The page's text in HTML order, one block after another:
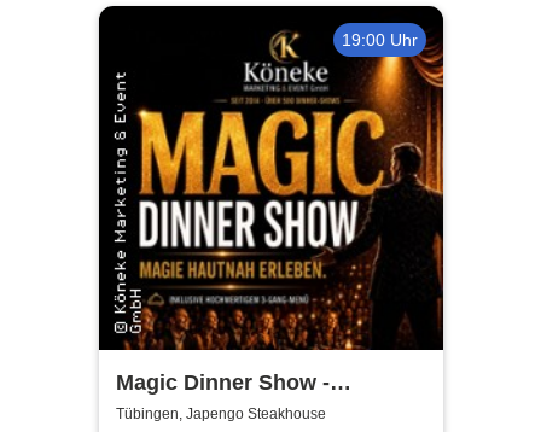
19:00 Uhr
Magic Dinner Show -
Exklusive
Tübingen, Japengo Steakhouse